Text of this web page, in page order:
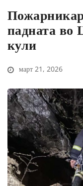
падната во
кули
март 21, 2026